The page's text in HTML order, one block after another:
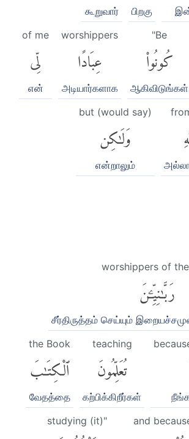
பிறகு
கூறுவார்
"Be
كُونُوا۟
ஆகிவிடுங்கள்
worshippers
عِبَادًا
அடியார்களாக
of me
لِّى
என்
but (would say)
وَلَٰكِن
என்றாலும்
worshippers of
رَبَّٰنِيِّۦنَ
சீர்திருத்தம் செய்யும்
teaching
تُعَلِّمُونَ
கற்பிக்கிறீர்கள்
the Book
ٱلْكِتَٰبَ
வேதத்தை
and
studying (it)"